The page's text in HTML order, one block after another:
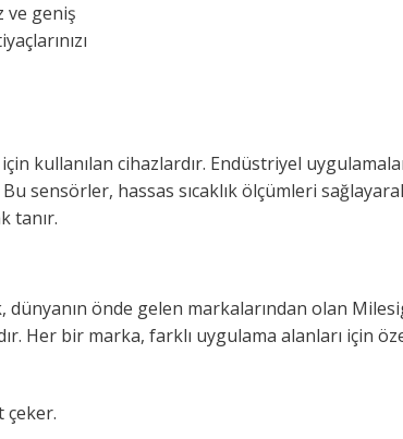
ve geniş
için kullanılan cihazlardır. Endüstriyel
sensörler, hassas sıcaklık ölçümleri
tanır.
dünyanın önde gelen markalarından olan
Her bir marka, farklı uygulama alanları için
çeker.